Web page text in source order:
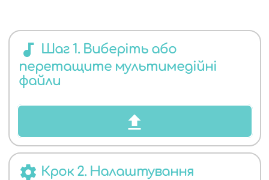
АУДІО
audiotrack Шаг 1. Виберіть або
перетащите мультимедійні
файли
settings Крок 2. Налаштування